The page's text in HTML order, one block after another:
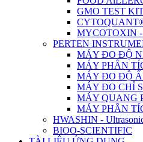
GMO TEST
MYCOTOXIN
PERTEN
MÁY ĐO ĐỘ
MÁY PHÂN
MÁY ĐO ĐỘ
MÁY ĐO CHỈ
MÁY QUANG
MÁY PHÂN
HWASHIN -
BIOO-SCIENTIFIC